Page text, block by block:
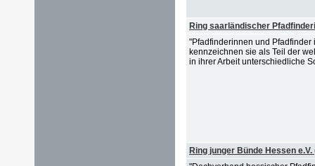
Ring saarländischer
"Pfadfinderinnen und
kennzeichnen sie als Teil der
in ihrer Arbeit unterschiedliche
Ring junger Bünde Hessen e.V.